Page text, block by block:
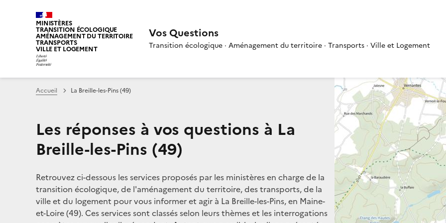
MINISTÈRES
TRANSITION ÉCOLOGIQUE
AMÉNAGEMENT DU TERRITOIRE
TRANSPORTS
VILLE ET LOGEMENT
Vos Questions
Transition écologique · Aménagement du territoire · Transports · Ville et Logement
Accueil La Breille-les-Pins (49)
Les réponses à vos questions à La
Breille-les-Pins (49)
Retrouvez ci-dessous les services proposés par les ministères en charge de la
transition écologique, de l'aménagement du territoire, des transports, de la
ville et du logement pour vous informer et agir à La Breille-les-Pins, en Maine-
et-Loire (49). Ces services sont classés selon leurs thèmes et les interrogations